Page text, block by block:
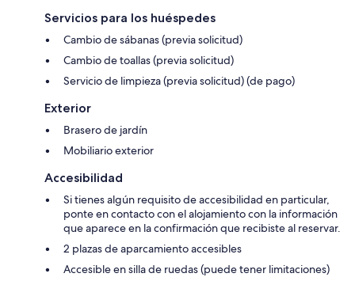
Servicios para los huéspedes
Cambio de sábanas (previa solicitud)
Cambio de toallas (previa solicitud)
Servicio de limpieza (previa solicitud) (de pago)
Exterior
Brasero de jardín
Mobiliario exterior
Accesibilidad
Si tienes algún requisito de accesibilidad en particular,
ponte en contacto con el alojamiento con la información
que aparece en la confirmación que recibiste al reservar.
2 plazas de aparcamiento accesibles
Accesible en silla de ruedas (puede tener limitaciones)